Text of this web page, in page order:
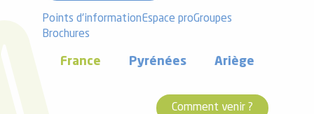
Points d'informationEspace proGroupes
Brochures
France Pyrénées Ariège
Comment venir ?